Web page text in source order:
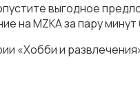
выгодное
на MZKA за пару
«Хобби и